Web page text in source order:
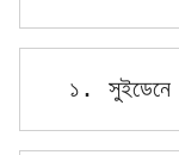
১. সুইডেনে